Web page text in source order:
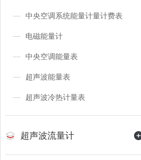
中央空调系统能量计量计费表
电磁能量计
中央空调能量表
超声波能量表
超声波冷热计量表
超声波流量计